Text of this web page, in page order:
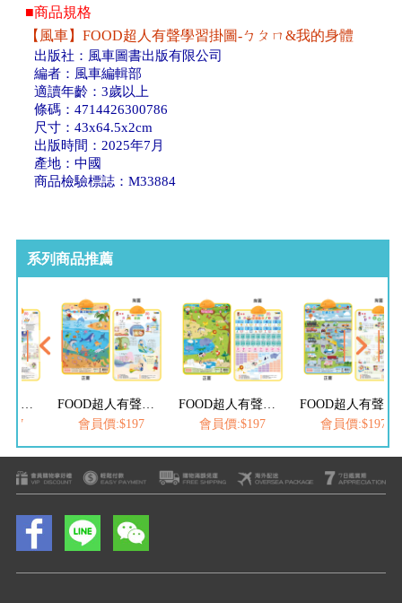
■商品規格
【風車】FOOD超人有聲學習掛圖-ㄅㄆㄇ&我的身體
出版社：風車圖書出版有限公司
編者：風車編輯部
適讀年齡：3歲以上
條碼：4714426300786
尺寸：43x64.5x2cm
出版時間：2025年7月
產地：中國
商品檢驗標誌：M33884
系列商品推薦
FOOD超人有聲學習掛圖-海洋動物&唐詩
FOOD超人有聲學習掛圖-可愛動物&認識數字
會員價:$197
FOOD超人有聲學習掛圖-交通工具&三字經
會員價:$197
會員價:$197